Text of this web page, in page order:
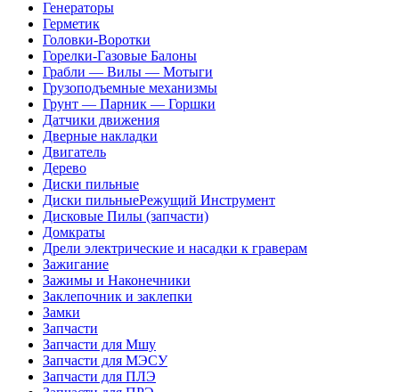
Генераторы
Герметик
Головки-Воротки
Горелки-Газовые Балоны
Грабли — Вилы — Мотыги
Грузоподъемные механизмы
Грунт — Парник — Горшки
Датчики движения
Дверные накладки
Двигатель
Дерево
Диски пильные
Диски пильныеРежущий Инструмент
Дисковые Пилы (запчасти)
Домкраты
Дрели электрические и насадки к граверам
Зажигание
Зажимы и Наконечники
Заклепочник и заклепки
Замки
Запчасти
Запчасти для Мшу
Запчасти для МЭСУ
Запчасти для ПЛЭ